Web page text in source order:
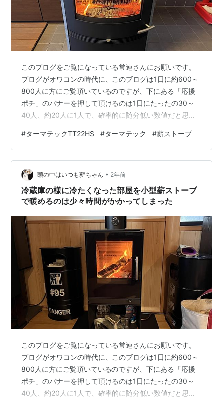
このブログをご覧になっている常連さんにお願いです。
ブログがオワコンの時代に、このブログは1日に約600～
800人に方にご覧頂いているのですが、下にある「応援
ポチ」のバナーを押して頂けるのは1日にたったの30～
40人、約20人に1人で、確率的に随分低い数値だと思い
のは無理があると思うので、せめて常連さんだけでも
「応援ポチ」のクリックを1日1回して頂ければと思いま
す。 この1日1回の「応援ポチ」がブログを継続する意思
に繋がります。 ⇩⇩⇩⇩⇩ はじまり、はじまり ⇩⇩⇩⇩⇩
夜の６時に外から六人を招いて我が家で会議をする事と
なった。 寒いので１…
#ターマテックTT22HS #ターマテック #薪ストーブ
頭の中はいつも薪ちゃん • 2年前
冷蔵庫の様に冷たくなった部屋を小型薪ストーブ
で暖めるのは少々時間がかかってしまった
このブログをご覧になっている常連さんにお願いです。
ブログがオワコンの時代に、このブログは1日に約600～
800人に方にご覧頂いているのですが、下にある「応援
ポチ」のバナーを押して頂けるのは1日にたったの30～
40人、約20人に1人で、確率的に随分低い数値だと思い